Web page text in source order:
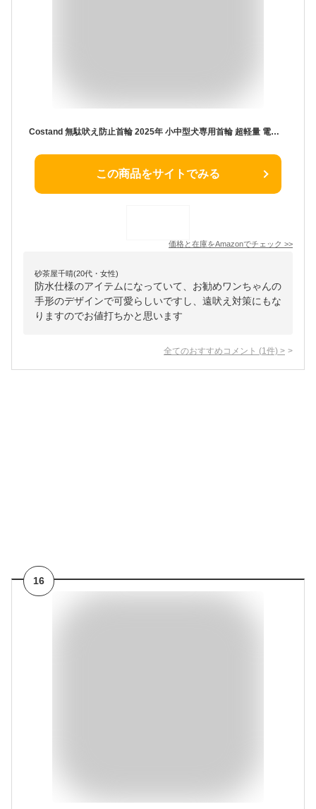
Costand 無駄吠え防止首輪 2025年 小中型犬専用首輪 超軽量 電流ショック不使用 安全 安心 全自動 7段階ピーの音&振動 生活防水 日本語説明書付き（オレンジ）
この商品をサイトでみる
価格と在庫をAmazonでチェック >>
砂茶屋千晴(20代・女性)
防水仕様のアイテムになっていて、お勧めワンちゃんの
手形のデザインで可愛らしいですし、遠吠え対策にもな
りますのでお値打ちかと思います
全てのおすすめコメント (1 件) >
16